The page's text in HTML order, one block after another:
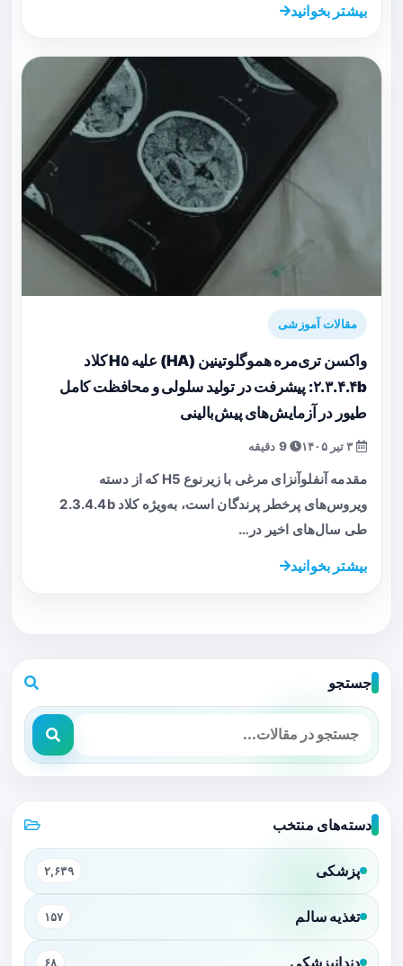
بیشتر بخوانید
مقالات آموزشی
واکسن تری‌مره هموگلوتینین (HA) علیه H۵ کلاد
۲.۳.۴.۴b: پیشرفت در تولید سلولی و محافظت کامل
طیور در آزمایش‌های پیش‌بالینی
9 دقیقه
مقدمه آنفلوآنزای مرغی با زیرنوع H5 که از دسته
ویروس‌های پرخطر پرندگان است، به‌ویژه کلاد 2.3.4.4b
طی سال‌های اخیر در…
بیشتر بخوانید
جستجو
دسته‌های منتخب
پزشکی ۲,۶۳۹
تغذیه سالم ۱۵۷
دندانپزشکی ۶۸